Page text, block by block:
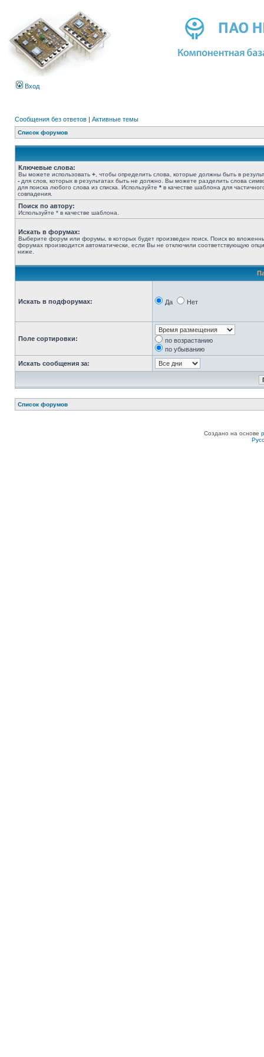
Вход
Сообщения без ответов | Активные темы
Список форумов
Ключевые слова:
Вы можете использовать + , чтобы определить слова, которые должны быть в
- для слов, которых в результатах быть не должно. Вы можете разделить слова
для поиска любого слова из списка. Используйте * в качестве шаблона для
совпадения.
Поиск по автору:
Используйте * в качестве шаблона.
Искать в форумах:
Выберите форум или форумы, в которых будет произведен поиск. Поиск во
форумах производится автоматически, если Вы не отключили соответствующую
ниже.
Искать в подфорумах: Да Нет
Поле сортировки:
по возрастанию
по убыванию
Искать сообщения за:
Список форумов
Создано на основе